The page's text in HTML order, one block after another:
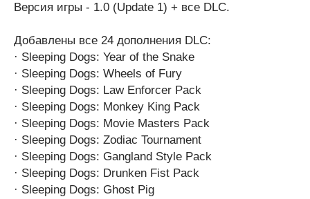
Версия игры - 1.0 (Update 1) + все DLC.
Добавлены все 24 дополнения DLC:
· Sleeping Dogs: Year of the Snake
· Sleeping Dogs: Wheels of Fury
· Sleeping Dogs: Law Enforcer Pack
· Sleeping Dogs: Monkey King Pack
· Sleeping Dogs: Movie Masters Pack
· Sleeping Dogs: Zodiac Tournament
· Sleeping Dogs: Gangland Style Pack
· Sleeping Dogs: Drunken Fist Pack
· Sleeping Dogs: Ghost Pig